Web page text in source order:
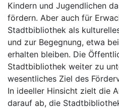
Kindern und Jugendlichen
fördern. Aber auch für
Stadtbibliothek als
und zur Begegnung, etwa
erhalten bleiben. Die
Stadtbibliothek weiter zu
wesentliches Ziel des
In ideeller Hinsicht zielt die
darauf ab, die